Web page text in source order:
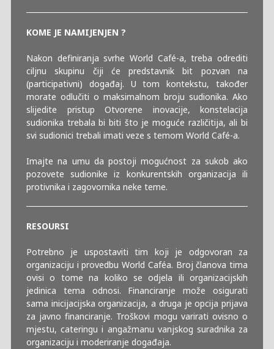
KOME JE NAMIJENJEN ?
Nakon definiranja svrhe World Café-a, treba odrediti
ciljnu skupinu čiji će predstavnik bit pozvan na
(participativni) događaj. U tom kontekstu, također
morate odlučiti o maksimalnom broju sudionika. Ako
slijedite pristup Otvorene inovacije, konstelacija
sudionika trebala bi biti što je moguće različitija, ali bi
svi sudionici trebali imati veze s temom World Café-a.
Imajte na umu da postoji mogućnost za sukob ako
pozovete sudionike iz konkurentskih organizacija ili
protivnika i zagovornika neke teme.
RESOURSI
Potrebno je uspostaviti tim koji je odgovoran za
organizaciju i provedbu World Caféa. Broj članova tima
ovisi o tome na koliko se odjela ili organizacijskih
jedinica tema odnosi. Financiranje može osigurati
sama inicijacijska organizacija, a druga je opcija prijava
za javno financiranje. Troškovi mogu varirati ovisno o
mjestu, cateringu i angažmanu vanjskog suradnika za
organizaciju i moderiranje događaja.